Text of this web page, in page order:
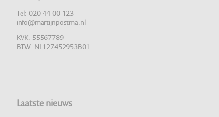
Tel: 020 44 00 123
info@martijnpostma.nl
KVK: 55567789
BTW: NL127452953B01
Laatste nieuws